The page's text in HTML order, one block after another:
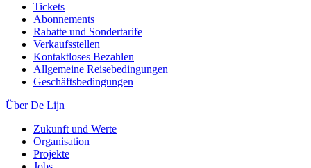
Tickets
Abonnements
Rabatte und Sondertarife
Verkaufsstellen
Kontaktloses Bezahlen
Allgemeine Reisebedingungen
Geschäftsbedingungen
Über De Lijn
Zukunft und Werte
Organisation
Projekte